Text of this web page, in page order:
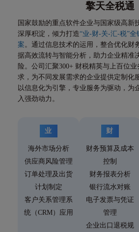
擎天全税通
国家鼓励的重点软件企业与国家级高新
深厚积淀，倾力打造“业-财-关-汇-税”
案。通过信息技术的运用，整合优化财
据高效流转与智能分析，助力企业精准
险。公司汇聚300+ 财税精英与上百位
求，为不同发展需求的企业提供定制化
以信息化为引擎，专业服务为驱动，为
入强劲动力。
业
海外市场分析
供应商风险管理
订单处理及出货
计划制定
客户关系管理系
统（CRM）应用
财
财务预算及成本
控制
财务报表分析
银行流水对账
电子发票与凭证
管理
企业出口退税规